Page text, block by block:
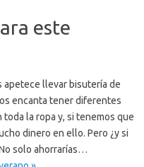
este
apetece llevar bisutería de
encanta tener diferentes
la ropa y, si tenemos que
dinero en ello. Pero ¿y si
solo ahorrarías…